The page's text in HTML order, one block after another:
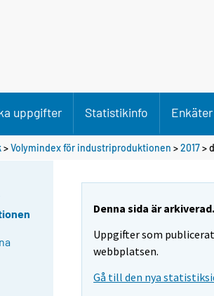
uppgifter Statistikinfo
>Volymindex för industriproduktionen >2017>
Denna sida är arkiverad.
Uppgifter som
webbplatsen.
Gå till den nya